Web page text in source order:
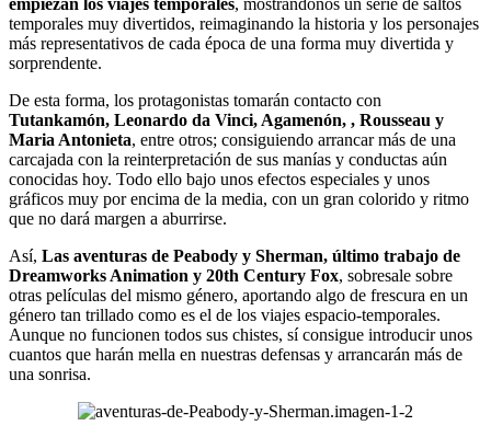
empiezan los viajes temporales, mostrándonos un serie de saltos
temporales muy divertidos, reimaginando la historia y los personajes
más representativos de cada época de una forma muy divertida y
sorprendente.
De esta forma, los protagonistas tomarán contacto con
Tutankamón, Leonardo da Vinci, Agamenón, , Rousseau y
Maria Antonieta, entre otros; consiguiendo arrancar más de una
carcajada con la reinterpretación de sus manías y conductas aún
conocidas hoy. Todo ello bajo unos efectos especiales y unos
gráficos muy por encima de la media, con un gran colorido y ritmo
que no dará margen a aburrirse.
Así, Las aventuras de Peabody y Sherman, último trabajo de
Dreamworks Animation y 20th Century Fox, sobresale sobre
otras películas del mismo género, aportando algo de frescura en un
género tan trillado como es el de los viajes espacio-temporales.
Aunque no funcionen todos sus chistes, sí consigue introducir unos
cuantos que harán mella en nuestras defensas y arrancarán más de
una sonrisa.